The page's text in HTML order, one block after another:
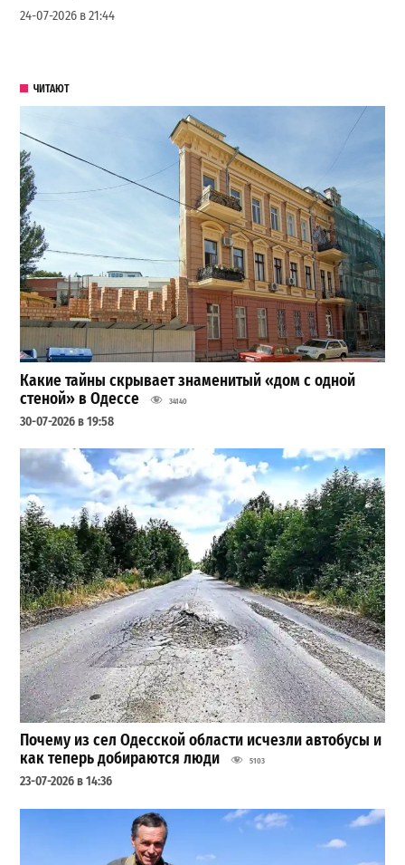
24-07-2026 в 21:44
ЧИТАЮТ
Какие тайны скрывает знаменитый «дом с одной
стеной» в Одессе
34140
30-07-2026 в 19:58
Почему из сел Одесской области исчезли автобусы и
как теперь добираются люди
5103
23-07-2026 в 14:36